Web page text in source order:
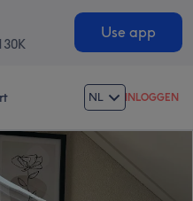
Use app
NL INLOGGEN